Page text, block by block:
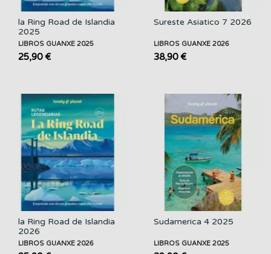
la Ring Road de Islandia
2025
LIBROS GUANXE 2025
25,90 €
Sureste Asiatico 7 2026
LIBROS GUANXE 2026
38,90 €
la Ring Road de Islandia
2026
LIBROS GUANXE 2026
Sudamerica 4 2025
LIBROS GUANXE 2025